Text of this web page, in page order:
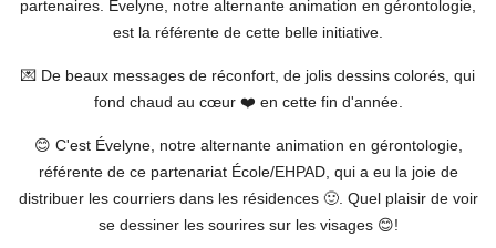
partenaires. Évelyne, notre alternante animation en gérontologie,
est la référente de cette belle initiative.
💌 De beaux messages de réconfort, de jolis dessins colorés, qui
fond chaud au cœur ❤️ en cette fin d'année.
😊 C'est Évelyne, notre alternante animation en gérontologie,
référente de ce partenariat École/EHPAD, qui a eu la joie de
distribuer les courriers dans les résidences 🙂. Quel plaisir de voir
se dessiner les sourires sur les visages 😊!